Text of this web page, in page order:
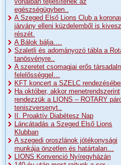
egészségügyben..
A Szeged Első Lions Club a
járvány elleni küzdelemből is
részét.
A Bálok bálja….
Szaletli és adományozó tábla a
tanösvényre..
A szeretet csomagjai erős
felelősséggel…
KFT koncert a SZELC
Ha október, akkor menetrendszerint
rendezzük a LIONS – ROTARY
teniszversenyt..
II. Proaktív Diabétesz Nap
Láncátadás a Szeged Első Lions
Klubban
A szegedi oroszlánok jótékonysági
munkája önzetlen és határtalan…
LIONS Konvenció Nyíregyházán